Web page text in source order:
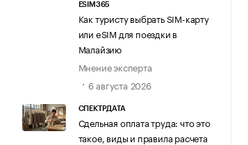
ESIM365
Как туристу выбрать SIM-карту
или eSIM для поездки в
Малайзию
Мнение эксперта
6 августа 2026
СПЕКТРДАТА
Сдельная оплата труда: что это
такое, виды и правила расчета